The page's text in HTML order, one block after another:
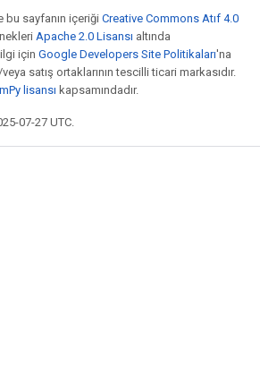
sayfanın içeriği Creative Commons Atıf 4.0
Apache 2.0 Lisansı altında
için Google Developers Site Politikaları'na
satış ortaklarının tescilli ticari markasıdır.
lisansı kapsamındadır.
07-27 UTC.